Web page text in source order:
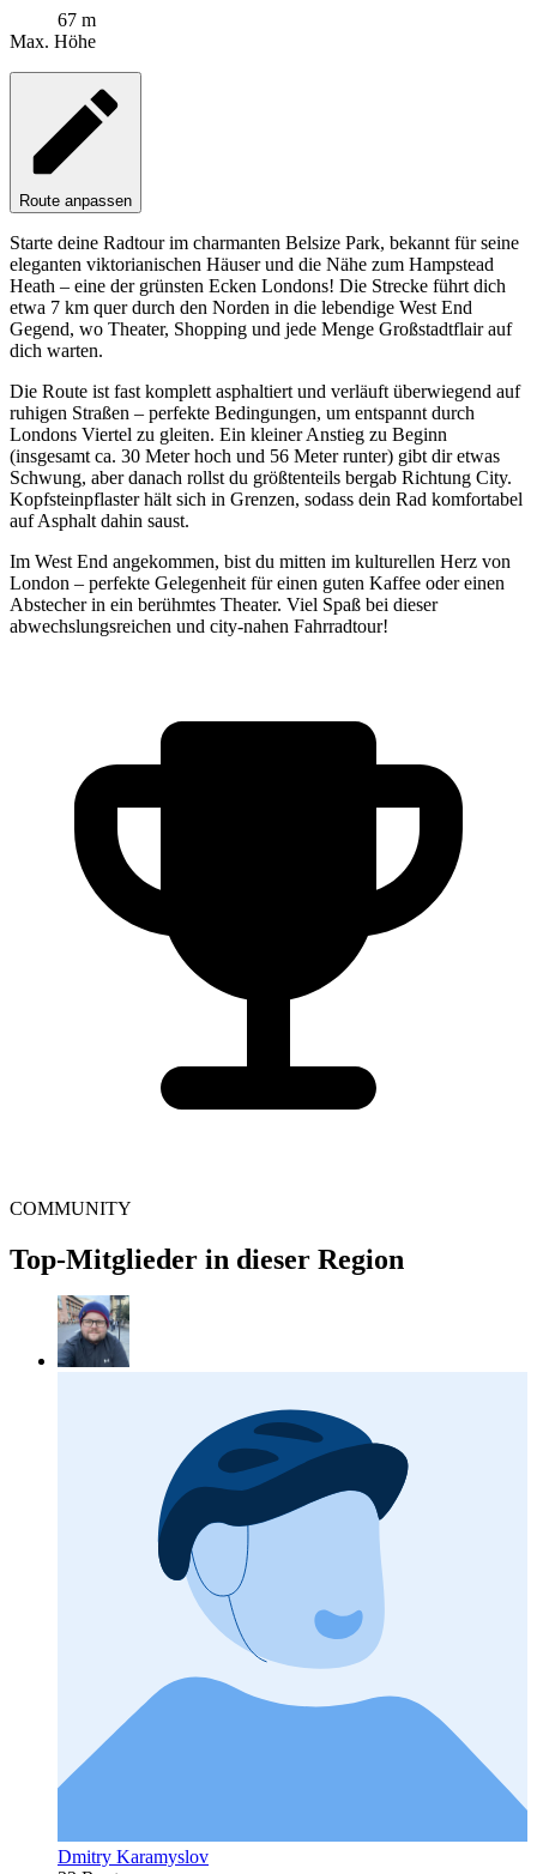
67 m
Max. Höhe
Route anpassen
Starte deine Radtour im charmanten Belsize Park, bekannt für seine
eleganten viktorianischen Häuser und die Nähe zum Hampstead
Heath – eine der grünsten Ecken Londons! Die Strecke führt dich
etwa 7 km quer durch den Norden in die lebendige West End
Gegend, wo Theater, Shopping und jede Menge Großstadtflair auf
dich warten.
Die Route ist fast komplett asphaltiert und verläuft überwiegend auf
ruhigen Straßen – perfekte Bedingungen, um entspannt durch
Londons Viertel zu gleiten. Ein kleiner Anstieg zu Beginn
(insgesamt ca. 30 Meter hoch und 56 Meter runter) gibt dir etwas
Schwung, aber danach rollst du größtenteils bergab Richtung City.
Kopfsteinpflaster hält sich in Grenzen, sodass dein Rad komfortabel
auf Asphalt dahin saust.
Im West End angekommen, bist du mitten im kulturellen Herz von
London – perfekte Gelegenheit für einen guten Kaffee oder einen
Abstecher in ein berühmtes Theater. Viel Spaß bei dieser
abwechslungsreichen und city-nahen Fahrradtour!
COMMUNITY
Top-Mitglieder in dieser Region
Dmitry Karamyslov